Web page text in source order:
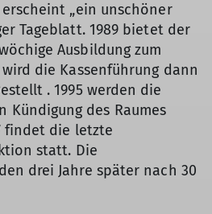
erscheint „ein unschöner
Tageblatt. 1989 bietet der
Ausbildung zum
wird die Kassenführung dann
. 1995 werden die
Kündigung des Raumes
findet die letzte
statt. Die
drei Jahre später nach 30